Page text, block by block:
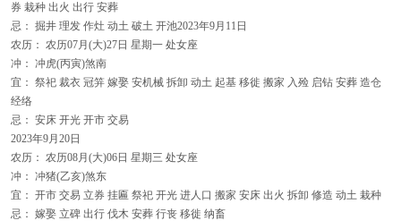
券 栽种 出火 出行 安葬
忌： 掘井 理发 作灶 动土 破土 开池2023年9月11日
农历： 农历07月(大)27日 星期一 处女座
冲： 冲虎(丙寅)煞南
宜： 祭祀 裁衣 冠笄 嫁娶 安机械 拆卸 动土 起基 移徙 搬家 入殓 启钻 安葬 造仓
经络
忌： 安床 开光 开市 交易
2023年9月20日
农历： 农历08月(大)06日 星期三 处女座
冲： 冲猪(乙亥)煞东
宜： 开市 交易 立券 挂匾 祭祀 开光 进人口 搬家 安床 出火 拆卸 修造 动土 栽种
忌： 嫁娶 立碑 出行 伐木 安葬 行丧 移徙 纳畜